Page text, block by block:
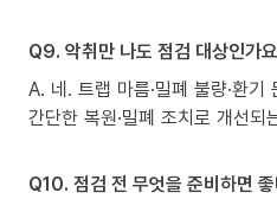
Q9. 악취만 나도 점검 대상인가
A. 네. 트랩 마름·밀폐 불량·환
간단한 복원·밀폐 조치로 개선되
Q10. 점검 전 무엇을 준비하면